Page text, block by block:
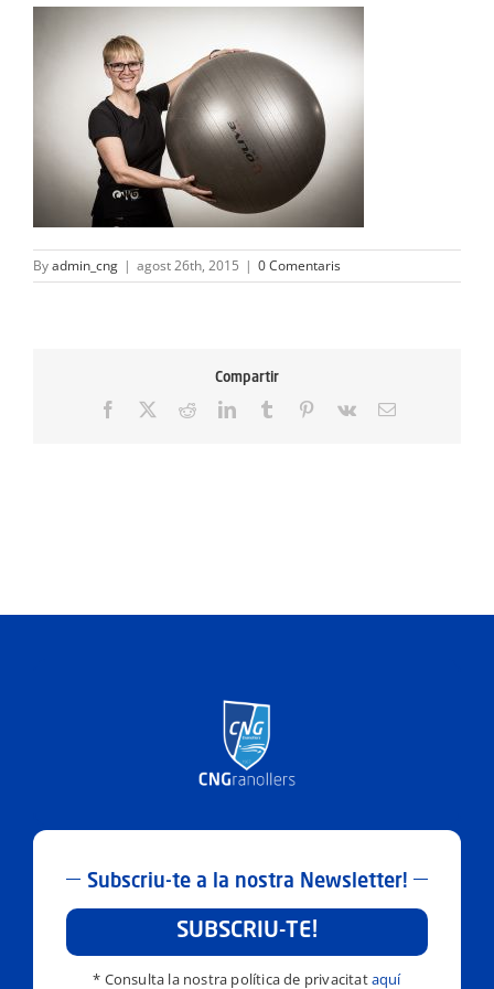
INFANTS
BLOG
Byadmin_cng | agost 26th, 2015 | 0 Comentaris
Compartir
Facebook RedditLinkedInTumblr Pinterest
Vk Email:
Subscriu-te a la nostra Newsletter!
SUBSCRIU-TE!
* Consulta la nostra política de privacitataquí